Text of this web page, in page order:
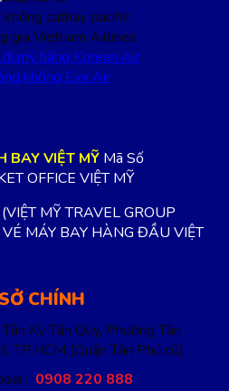
BAY VIỆT MỸ Mã Số
OFFICE VIỆT MỸ
MỸ TRAVEL GROUP
MÁY BAY HÀNG ĐẦU VIỆT
CHÍNH
Kỳ Tân Qúy, Phường Tân
TP.HCM (Quận Tân Phú cũ)
: 0908 220 888